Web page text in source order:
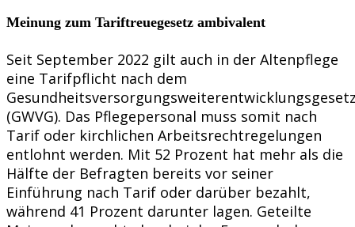
Meinung zum Tariftreuegesetz ambivalent
Seit September 2022 gilt auch in der Altenpflege
eine Tarifpflicht nach dem
(GWVG). Das Pflegepersonal muss somit nach
Tarif oder kirchlichen Arbeitsrechtregelungen
entlohnt werden. Mit 52 Prozent hat mehr als die
Hälfte der Befragten bereits vor seiner
Einführung nach Tarif oder darüber bezahlt,
während 41 Prozent darunter lagen. Geteilte